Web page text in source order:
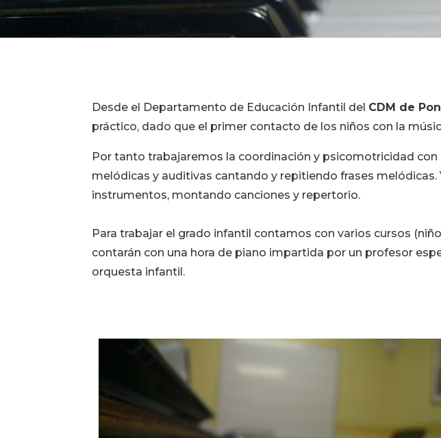
Desde el Departamento de Educación Infantil del CDM de
práctico, dado que el primer contacto de los niños con la
Por tanto trabajaremos la coordinación y psicomotricidad
melódicas y auditivas cantando y repitiendo frases
instrumentos, montando canciones y repertorio.
Para trabajar el grado infantil contamos con varios cursos
contarán con una hora de piano impartida por un profesor
orquesta infantil.